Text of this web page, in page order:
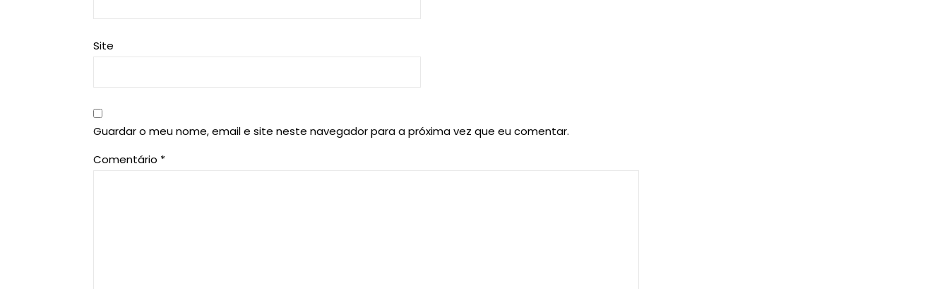
Site
Guardar o meu nome, email e site neste navegador para a próxima vez que eu comentar.
Comentário *